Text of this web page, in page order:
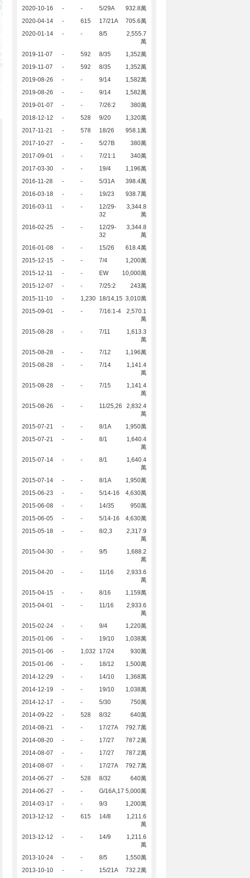
2020-10-16
- - 5/29A
932.8萬
2020-04-14
- 615 17/21A
705.6萬
2020-01-14
- - 8/5
2,555.7
萬
2019-11-07
- 592 8/35
1,352萬
2019-11-07
- 592 8/35
1,352萬
2019-08-26
- - 9/14
1,582萬
2019-08-26
- - 9/14
1,582萬
2019-01-07
- - 7/26:2
380萬
2018-12-12
- 528 9/20
1,320萬
2017-11-21
- 578 18/26
958.1萬
2017-10-27
- - 5/27B
380萬
2017-09-01
- - 7/21:1
340萬
2017-03-30
- - 19/4
1,196萬
2016-11-28
- - 5/31A
398.4萬
2016-03-18
- - 19/23
938.7萬
2016-03-11
- -
12/29-
32
3,344.8
萬
2016-02-25
- -
12/29-
32
3,344.8
萬
2016-01-08
- - 15/26
618.4萬
2015-12-15
- - 7/4
1,200萬
2015-12-11
- - EW
10,000萬
2015-12-07
- - 7/25:2
243萬
2015-11-10
- 1,230 18/14,15 3,010萬
2015-09-01
- - 7/16:1-4
2,570.1
萬
2015-08-28
- - 7/11
1,613.3
萬
2015-08-28
- - 7/12
1,196萬
2015-08-28
- - 7/14
1,141.4
萬
2015-08-28
- - 7/15
1,141.4
萬
2015-08-26
- - 11/25,26
2,832.4
萬
2015-07-21
- - 8/1A
1,950萬
2015-07-21
- - 8/1
1,640.4
萬
2015-07-14
- - 8/1
1,640.4
萬
2015-07-14
- - 8/1A
1,950萬
2015-06-23
- - 5/14-16
4,630萬
2015-06-08
- - 14/35
950萬
2015-06-05
- - 5/14-16
4,630萬
2015-05-18
- - 8/2,3
2,317.9
萬
2015-04-30
- - 9/5
1,688.2
萬
2015-04-20
- - 11/16
2,933.6
萬
2015-04-15
- - 8/16
1,159萬
2015-04-01
- - 11/16
2,933.6
萬
2015-02-24
- - 9/4
1,220萬
2015-01-06
- - 19/10
1,038萬
2015-01-06
- 1,032 17/24
930萬
2015-01-06
- - 18/12
1,500萬
2014-12-29
- - 14/10
1,368萬
2014-12-19
- - 19/10
1,038萬
2014-12-17
- - 5/30
750萬
2014-09-22
- 528 8/32
640萬
2014-08-21
- - 17/27A
792.7萬
2014-08-20
- - 17/27
787.2萬
2014-08-07
- - 17/27
787.2萬
2014-08-07
- - 17/27A
792.7萬
2014-06-27
- 528 8/32
640萬
2014-06-27
- - G/16A,17 5,000萬
2014-03-17
- - 9/3
1,200萬
2013-12-12
- 615 14/8
1,211.6
萬
2013-12-12
- - 14/9
1,211.6
萬
2013-10-24
- - 8/5
1,550萬
2013-10-10
- - 15/21A 732.2萬